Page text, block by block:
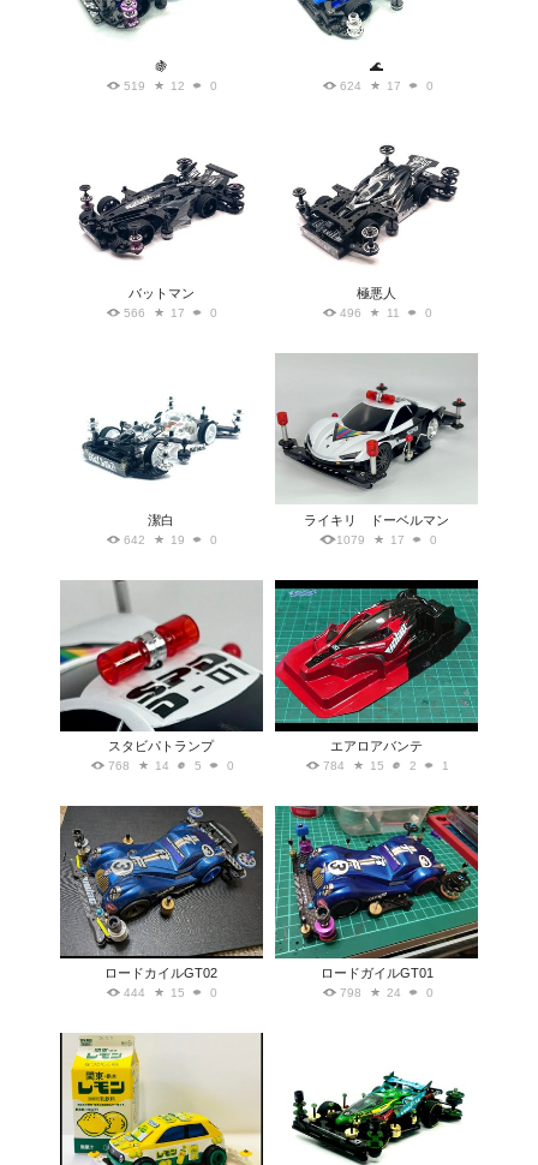
🍇
519 12 0
🌊
624 17 0
バットマン
566 17 0
極悪人
496 11 0
潔白
642 19 0
ライキリ ドーベルマン
1079 17 0
スタビパトランプ
768 14 5 0
エアロアバンテ
784 15 2 1
ロードカイルGT02
444 15 0
ロードガイルGT01
798 24 0